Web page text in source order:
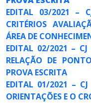
EDITAL 03/2021 –
CRITÉRIOS
ÁREA DE
EDITAL 02/2021 –
RELAÇÃO DE
PROVA ESCRITA
EDITAL 01/2021 –
ORIENTAÇÕES E O